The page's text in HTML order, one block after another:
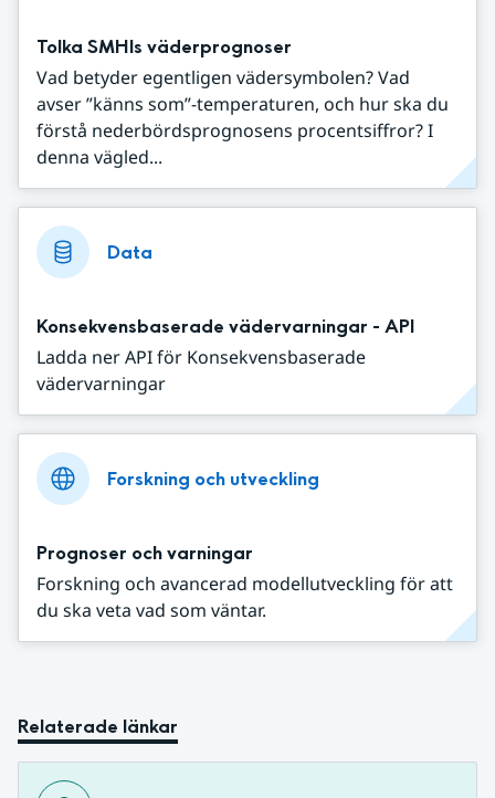
Tolka SMHIs väderprognoser
Vad betyder egentligen vädersymbolen? Vad
avser ”känns som”-temperaturen, och hur ska du
förstå nederbördsprognosens procentsiffror? I
denna vägled...
Data
Konsekvensbaserade vädervarningar - API
Ladda ner API för Konsekvensbaserade
vädervarningar
Forskning och utveckling
Prognoser och varningar
Forskning och avancerad modellutveckling för att
du ska veta vad som väntar.
Relaterade länkar